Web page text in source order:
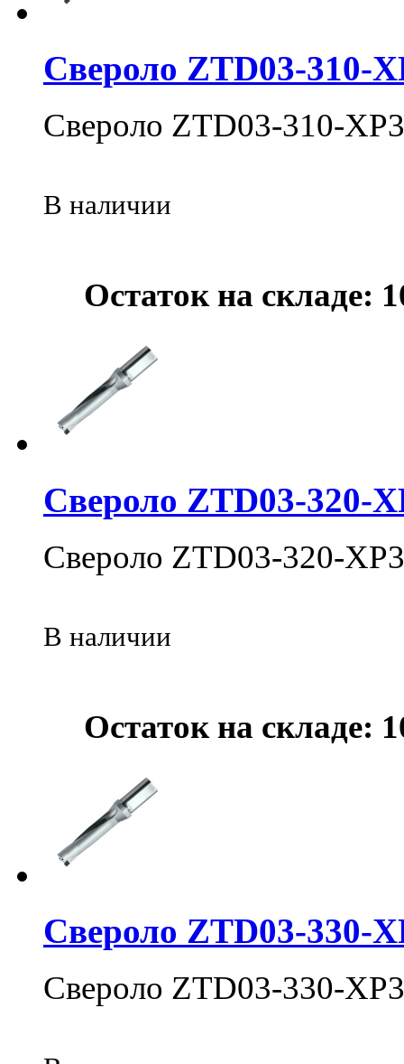
Свероло ZTD03-310-
Свероло ZTD03-310-
В наличии
Остаток на складе:
Свероло ZTD03-320-
Свероло ZTD03-320-
В наличии
Остаток на складе:
Свероло ZTD03-330-
Свероло ZTD03-330-